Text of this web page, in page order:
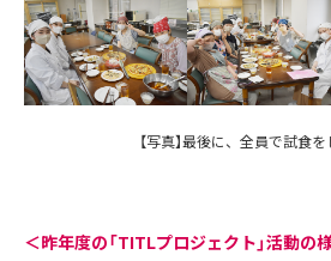
【写真】最後に、全員で試食を
＜昨年度の「TITLプロジェクト」活動の